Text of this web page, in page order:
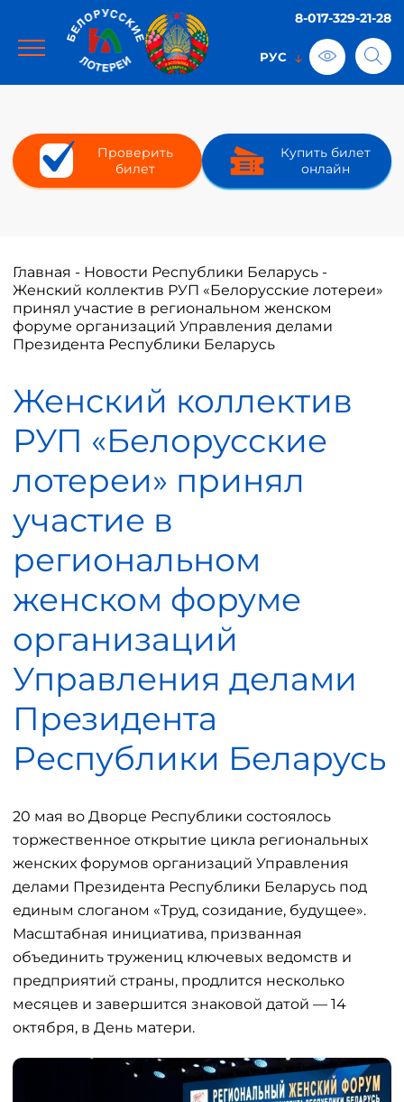
8-017-329-21-28
Проверить
билет
Купить билет
онлайн
Главная - Новости Республики Беларусь -
Женский коллектив РУП «Белорусские лотереи»
принял участие в региональном женском
форуме организаций Управления делами
Президента Республики Беларусь
Женский коллектив
РУП «Белорусские
лотереи» принял
участие в
региональном
женском форуме
организаций
Управления делами
Президента
Республики Беларусь
20 мая во Дворце Республики состоялось
торжественное открытие цикла региональных
женских форумов организаций Управления
делами Президента Республики Беларусь под
единым слоганом «Труд, созидание, будущее».
Масштабная инициатива, призванная
объединить тружениц ключевых ведомств и
предприятий страны, продлится несколько
месяцев и завершится знаковой датой — 14
октября, в День матери.